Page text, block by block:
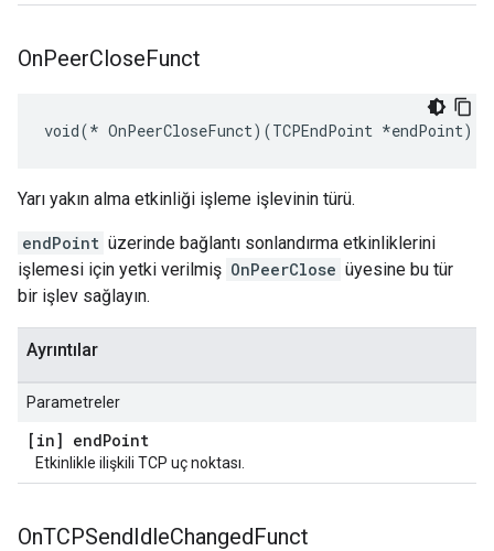
OnPeerCloseFunct
void(* OnPeerCloseFunct)(TCPEndPoint *endPoint)
Yarı yakın alma etkinliği işleme işlevinin türü.
endPoint üzerinde bağlantı sonlandırma etkinliklerini
işlemesi için yetki verilmiş OnPeerClose üyesine bu tür
bir işlev sağlayın.
Ayrıntılar
Parametreler
[in] endPoint
Etkinlikle ilişkili TCP uç noktası.
OnTCPSendIdleChangedFunct